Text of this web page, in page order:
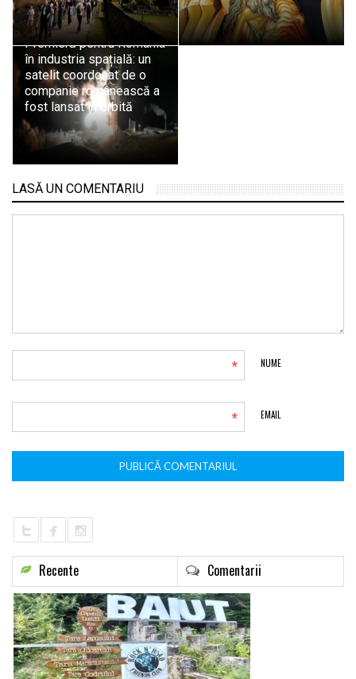
Premieră pentru România
în industria spațială: un
satelit coordonat de o
companie românească a
fost lansat în orbită
LASĂ UN COMENTARIU
NUME
*
EMAIL
*
Recente Comentarii